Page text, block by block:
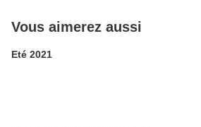
Vous aimerez aussi
Eté 2021